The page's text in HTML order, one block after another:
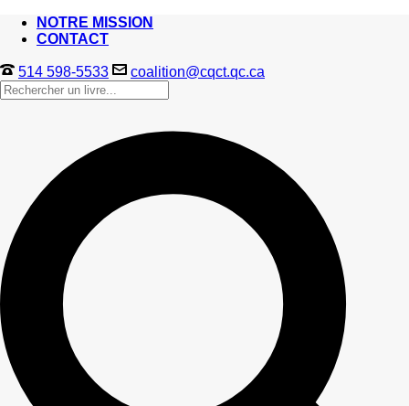
NOTRE MISSION
CONTACT
514 598-5533 coalition@cqct.qc.ca